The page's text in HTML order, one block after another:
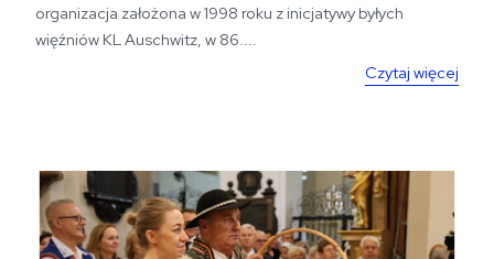
organizacja założona w 1998 roku z inicjatywy byłych
więźniów KL Auschwitz, w 86....
Czytaj więcej